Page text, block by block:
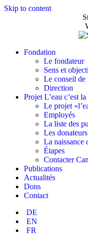
Skip to content
Fondation
Le fondateur
Sens et
Le conseil de
Direction
Projet L’eau c’est
Le projet
Employés
La liste des
Les donateurs
La naissance
Étapes
Contacter
Publications
Actualités
Dons
Contact
DE
EN
FR